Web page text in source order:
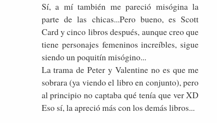
Sí, a mí también me pareció misógina la
parte de las chicas...Pero bueno, es Scott
Card y cinco libros después, aunque creo que
tiene personajes femeninos increíbles, sigue
siendo un poquitín misógino...
La trama de Peter y Valentine no es que me
sobrara (ya viendo el libro en conjunto), pero
al principio no captaba qué tenía que ver XD
Eso sí, la apreció más con los demás libros...